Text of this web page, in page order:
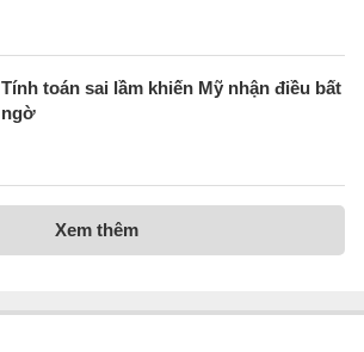
Tính toán sai lầm khiến Mỹ nhận điều bất
ngờ
Xem thêm